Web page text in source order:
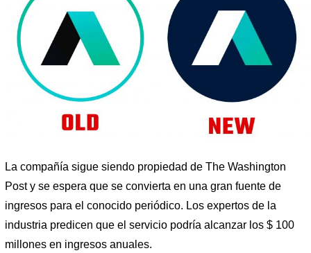
La compañía sigue siendo propiedad de The Washington
Post y se espera que se convierta en una gran fuente de
ingresos para el conocido periódico. Los expertos de la
industria predicen que el servicio podría alcanzar los $ 100
millones en ingresos anuales.